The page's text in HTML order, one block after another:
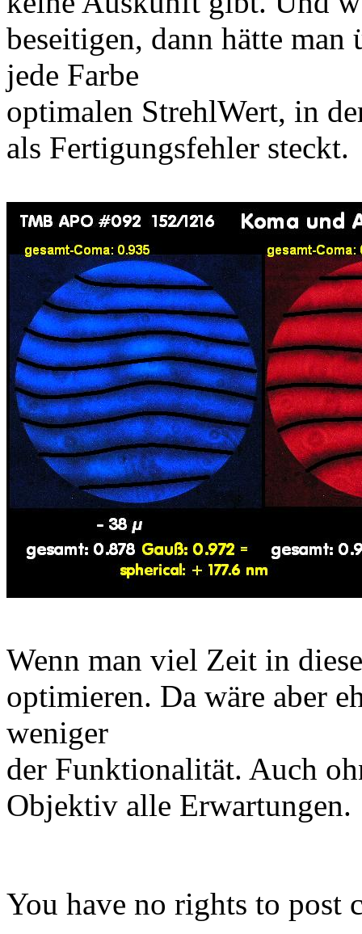
beseitigen, dann hätte
jede Farbe
optimalen StrehlWert, in
als Fertigungsfehler steckt.
Wenn man viel Zeit in
optimieren. Da wäre aber
weniger
der Funktionalität. Auch
Objektiv alle Erwartungen.
You have no rights to post